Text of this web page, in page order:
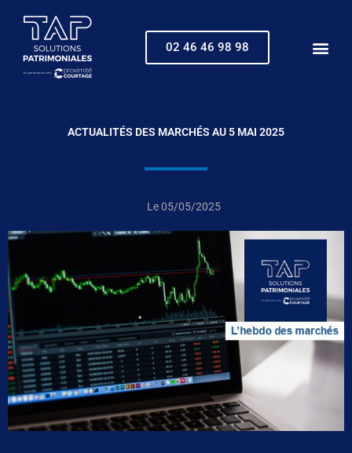
contenu
02 46 46 98 98
ACTUALITÉS DES MARCHÉS AU 5 MAI 2025
Le05/05/2025